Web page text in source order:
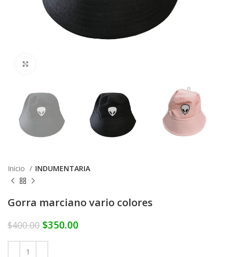
Inicio INDUMENTARIA
Gorra marciano vario colores
$400.00 $350.00